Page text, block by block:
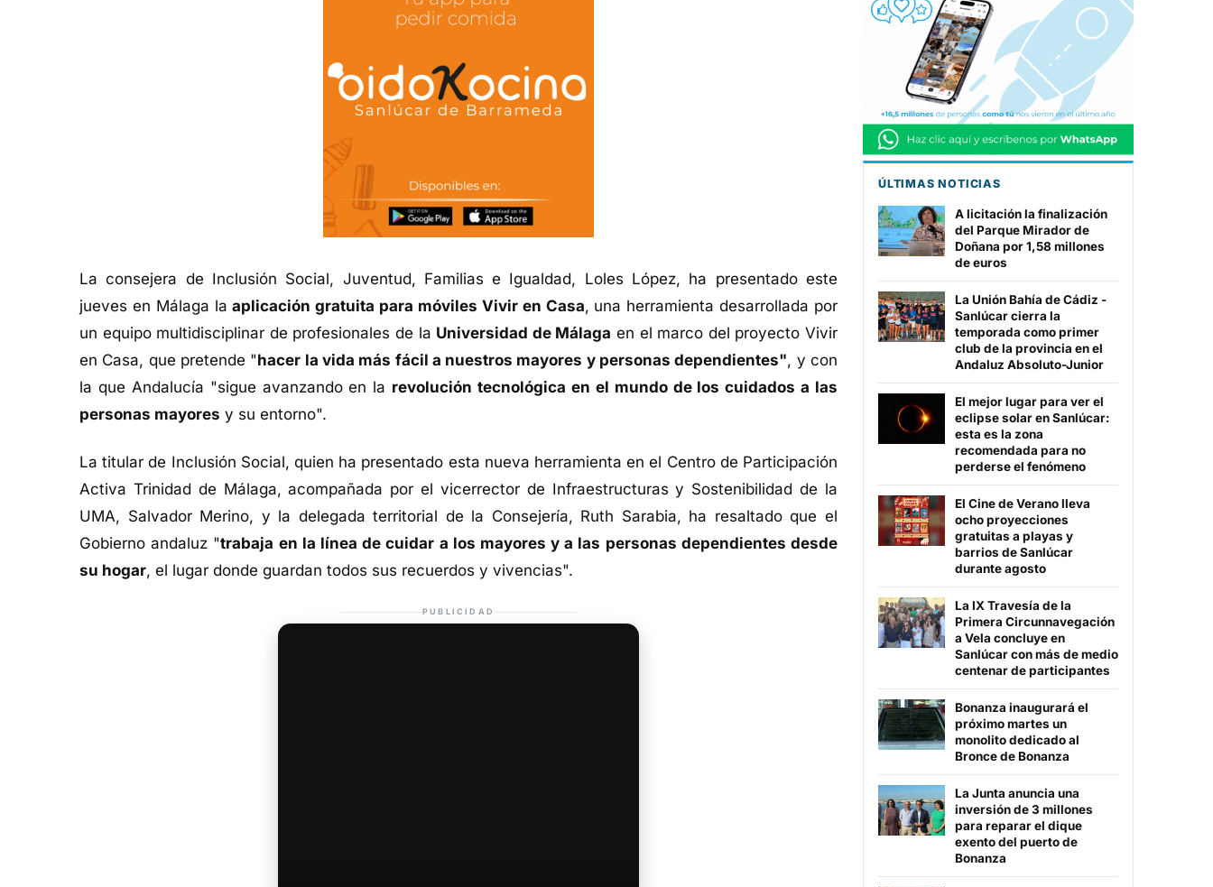
La consejera de Inclusión Social, Juventud, Familias e Igualdad, Loles López, ha presentado este
jueves en Málaga laaplicación gratuita para móviles Vivir en Casa, una herramienta desarrollada por
un equipo multidisciplinar de profesionales de la Universidad de Málaga en el marco del proyecto Vivir
en Casa, que pretende "hacer la vida más fácil a nuestros mayores y personas dependientes", y con
la que Andalucía "sigue avanzando en la revolución tecnológica en el mundo de los cuidados a las
personas mayores y su entorno".
La titular de Inclusión Social, quien ha presentado esta nueva herramienta en el Centro de Participación
Activa Trinidad de Málaga, acompañada por el vicerrector de Infraestructuras y Sostenibilidad de la
UMA, Salvador Merino, y la delegada territorial de la Consejería, Ruth Sarabia, ha resaltado que el
Gobierno andaluz "trabaja en la línea de cuidar a los mayores y a las personas dependientes desde
su hogar, el lugar donde guardan todos sus recuerdos y vivencias".
PUBLICIDAD
ÚLTIMAS NOTICIAS
A licitación la finalización
del Parque Mirador de
Doñana por 1,58 millones
de euros
La Unión Bahía de Cádiz -
Sanlúcar cierra la
temporada como primer
club de la provincia en el
Andaluz Absoluto-Junior
El mejor lugar para ver el
eclipse solar en Sanlúcar:
esta es la zona
recomendada para no
perderse el fenómeno
El Cine de Verano lleva
ocho proyecciones
gratuitas a playas y
barrios de Sanlúcar
durante agosto
La IX Travesía de la
Primera Circunnavegación
a Vela concluye en
Sanlúcar con más de medio
centenar de participantes
Bonanza inaugurará el
próximo martes un
monolito dedicado al
Bronce de Bonanza
La Junta anuncia una
inversión de 3 millones
para reparar el dique
exento del puerto de
Bonanza